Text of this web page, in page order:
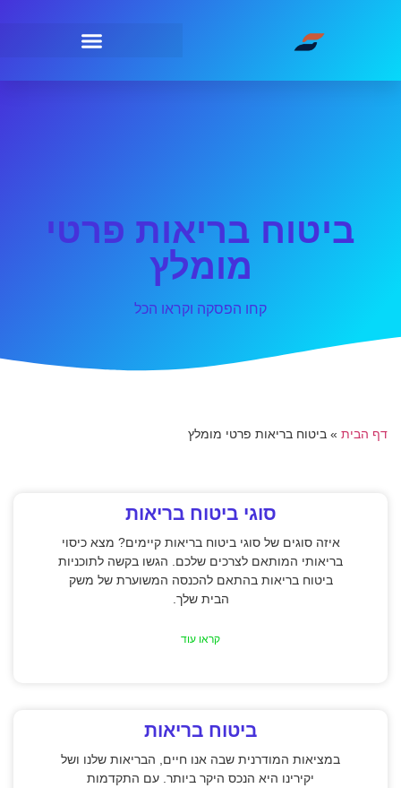
ביטוח בריאות פרטי
מומלץ
קחו הפסקה וקראו הכל
דף הבית » ביטוח בריאות פרטי מומלץ
סוגי ביטוח בריאות
איזה סוגים של סוגי ביטוח בריאות קיימים? מצא כיסוי
בריאותי המותאם לצרכים שלכם. הגשו בקשה לתוכניות
ביטוח בריאות בהתאם להכנסה המשוערת של משק
הבית שלך.
קראו עוד
ביטוח בריאות
במציאות המודרנית שבה אנו חיים, הבריאות שלנו ושל
יקירינו היא הנכס היקר ביותר. עם התקדמות